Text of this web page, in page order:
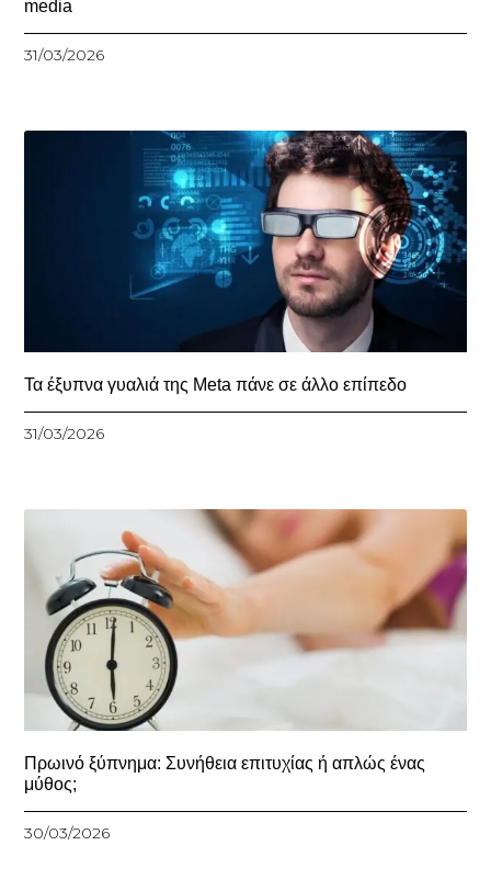
media
31/03/2026
Τα έξυπνα γυαλιά της Meta πάνε σε άλλο επίπεδο
31/03/2026
Πρωινό ξύπνημα: Συνήθεια επιτυχίας ή απλώς ένας
μύθος;
30/03/2026